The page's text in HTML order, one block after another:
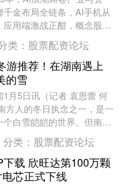
金布局全链条，AI手机从
用端激战正酣，概念股强
技术革命中，机遇与争议并
类： 股票配资论坛
游推荐！在湖南遇上
的雪
1月5日讯（记者 袁思蕾 何
方人的冬日执念之一，是一
白雪皑皑的世界。但南方
求，赏雪之旅可得好好谋
分类： 股票配资论坛
载 欣旺达第100万颗
芯正式下线